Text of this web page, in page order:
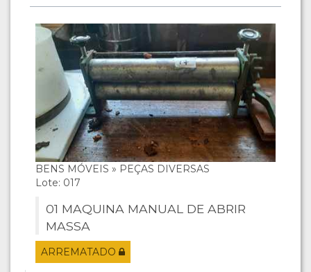
BENS MÓVEIS » PEÇAS DIVERSAS
Lote: 017
01 MAQUINA MANUAL DE ABRIR
MASSA
ARREMATADO